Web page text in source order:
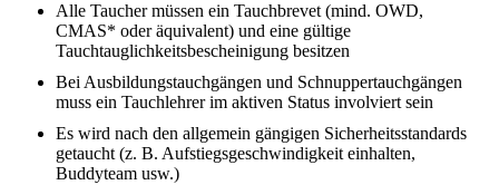
Alle Taucher müssen ein Tauchbrevet (mind. OWD,
CMAS* oder äquivalent) und eine gültige
Tauchtauglichkeitsbescheinigung besitzen
Bei Ausbildungstauchgängen und Schnuppertauchgängen
muss ein Tauchlehrer im aktiven Status involviert sein
Es wird nach den allgemein gängigen Sicherheitsstandards
getaucht (z. B. Aufstiegsgeschwindigkeit einhalten,
Buddyteam usw.)